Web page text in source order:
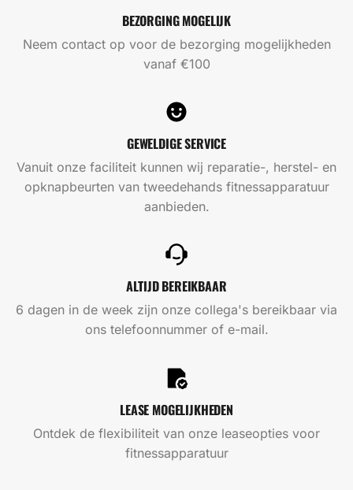
BEZORGING MOGELIJK
Neem contact op voor de bezorging mogelijkheden
vanaf €100
GEWELDIGE SERVICE
Vanuit onze faciliteit kunnen wij reparatie-, herstel- en
opknapbeurten van tweedehands fitnessapparatuur
aanbieden.
ALTIJD BEREIKBAAR
6 dagen in de week zijn onze collega's bereikbaar via
ons telefoonnummer of e-mail.
LEASE MOGELIJKHEDEN
Ontdek de flexibiliteit van onze leaseopties voor
fitnessapparatuur